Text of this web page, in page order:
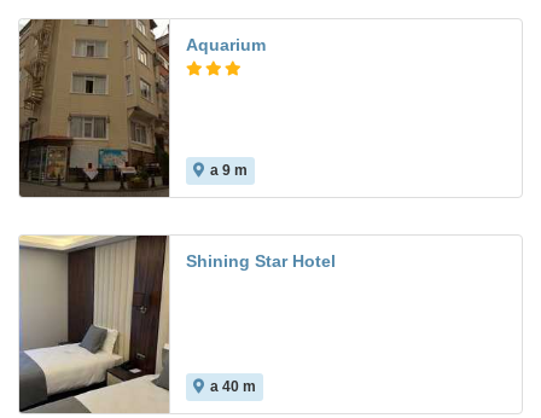
Aquarium
a 9 m
Shining Star Hotel
a 40 m